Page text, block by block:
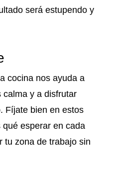
será estupendo y
cocina nos ayuda a
calma y a disfrutar
Fíjate bien en estos
esperar en cada
tu zona de trabajo sin